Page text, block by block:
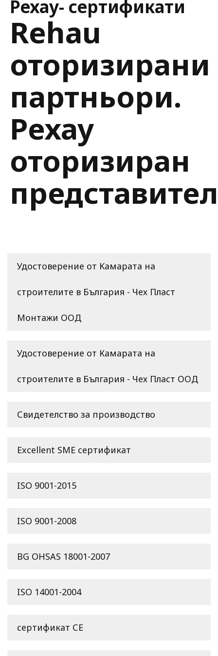
Рехау- сертификати
Rehau
оторизирани
партньори.
Рехау
оторизиран
Удостоверение от Kамарата на
строителите в България - Чех Пласт
Монтажи ООД
Удостоверение от Камарата на
строителите в България - Чех Пласт ООД
Свидетелство за производство
Excellent SME сертификат
ISO 9001-2015
ISO 9001-2008
BG OHSAS 18001-2007
ISO 14001-2004
сертификат СЕ